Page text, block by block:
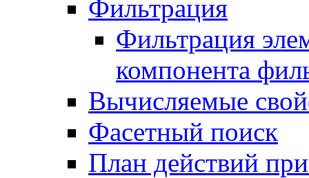
Фильтрация
Фильтрация
компонента
Вычисляемые
Фасетный поиск
План действий